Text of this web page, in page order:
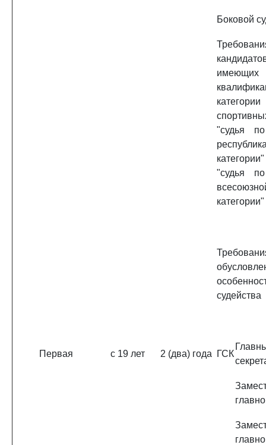
Боковой
имеющих
категории
"судья
"судья
категории"
судейства
Первая с 19 лет 2 (два) года ГСК